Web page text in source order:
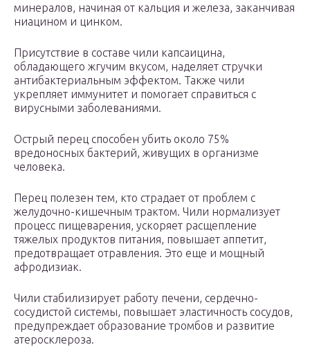
минералов, начиная от кальция и железа, заканчивая
ниацином и цинком.
Присутствие в составе чили капсаицина,
обладающего жгучим вкусом, наделяет стручки
антибактериальным эффектом. Также чили
укрепляет иммунитет и помогает справиться с
вирусными заболеваниями.
Острый перец способен убить около 75%
вредоносных бактерий, живущих в организме
человека.
Перец полезен тем, кто страдает от проблем с
желудочно-кишечным трактом. Чили нормализует
процесс пищеварения, ускоряет расщепление
тяжелых продуктов питания, повышает аппетит,
предотвращает отравления. Это еще и мощный
афродизиак.
Чили стабилизирует работу печени, сердечно-
сосудистой системы, повышает эластичность сосудов,
предупреждает образование тромбов и развитие
атеросклероза.